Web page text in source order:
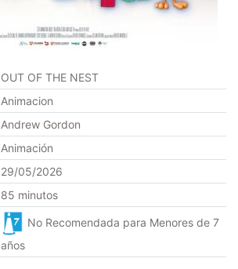
OUT OF THE NEST
Animacion
Andrew Gordon
Animación
29/05/2026
85 minutos
No Recomendada para Menores de 7
años